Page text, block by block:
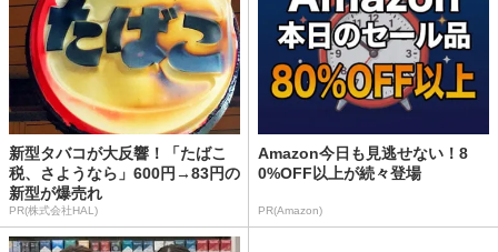
新型タバコが大反響！「たばこ
税、さようなら」600円→83円の
新型が爆売れ
PR(株式会社HAL)
Amazon今日も見逃せない！8
0%OFF以上が続々登場
PR(Amazon)